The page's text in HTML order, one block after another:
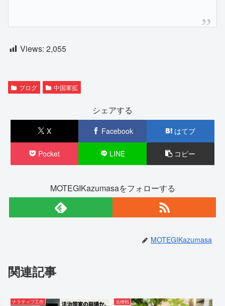
Views: 2,055
ブログ 中国軍拡
シェアする
X Facebook はてブ
Pocket LINE コピー
MOTEGIKazumasaをフォローする
MOTEGIKazumasa
関連記事
ナラティブ工作 法律戦